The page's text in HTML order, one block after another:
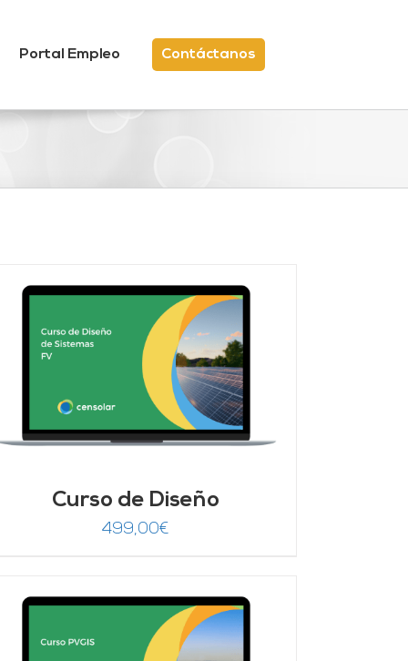
Portal Empleo Contáctanos
Curso de Diseño
499,00€